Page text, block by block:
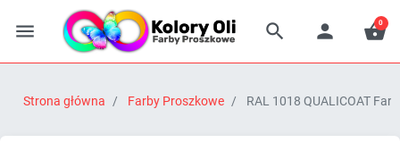
   
0
Strona główna Farby Proszkowe RAL 1018 QUALICOAT